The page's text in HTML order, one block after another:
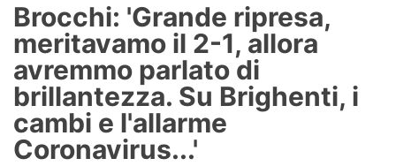
News
AC Monza
Calcio
Brocchi: 'Grande ripresa,
meritavamo il 2-1, allora
avremmo parlato di
brillantezza. Su Brighenti, i
cambi e l'allarme
Coronavirus...'